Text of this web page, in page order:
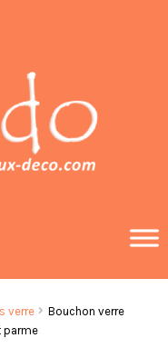
verre
Bouchon verre
parme